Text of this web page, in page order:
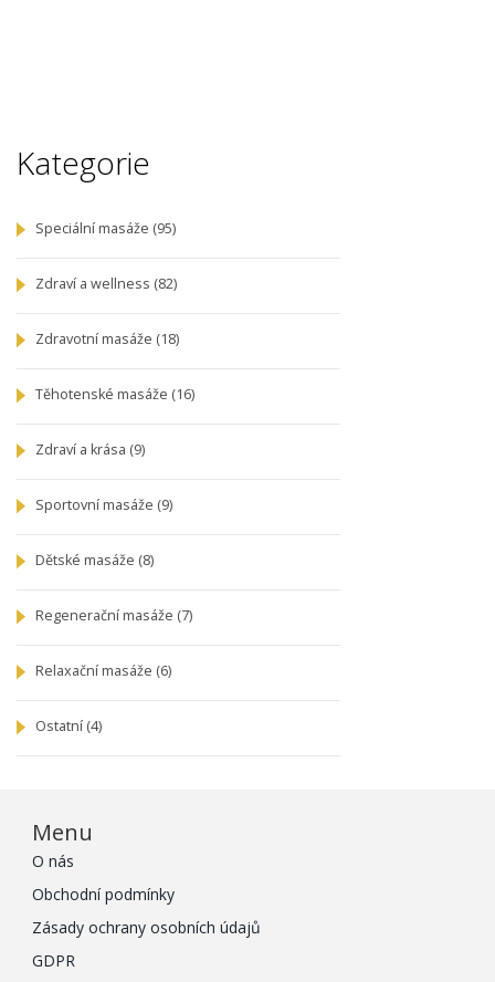
Kategorie
Speciální masáže (95)
Zdraví a wellness (82)
Zdravotní masáže (18)
Těhotenské masáže (16)
Zdraví a krása (9)
Sportovní masáže (9)
Dětské masáže (8)
Regenerační masáže (7)
Relaxační masáže (6)
Ostatní (4)
Menu
O nás
Obchodní podmínky
Zásady ochrany osobních údajů
GDPR